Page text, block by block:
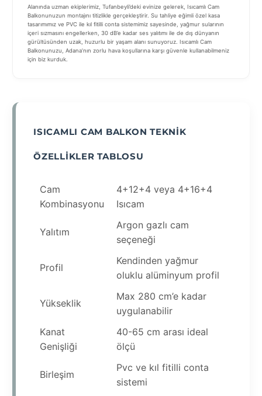
Alanında uzman ekiplerimiz, Tufanbeyli’deki evinize gelerek, Isıcamlı Cam
Balkonunuzun montajını titizlikle gerçekleştirir. Su tahliye eğimli özel kasa
tasarımımız ve PVC ile kıl fitilli conta sistemimiz sayesinde, yağmur sularının
içeri sızmasını engellerken, 30 dB’e kadar ses yalıtımı ile de dış dünyanın
gürültüsünden uzak, huzurlu bir yaşam alanı sunuyoruz. Isıcamlı Cam
Balkonunuzu, Adana’nın zorlu hava koşullarına karşı güvenle kullanabilmeniz
için biz kurduk.
ISICAMLI CAM BALKON TEKNIK
ÖZELLIKLER TABLOSU
Cam
Kombinasyonu
4+12+4 veya 4+16+4
Isıcam
Yalıtım
Argon gazlı cam
seçeneği
Profil
Kendinden yağmur
oluklu alüminyum profil
Yükseklik
Max 280 cm’e kadar
uygulanabilir
Kanat
Genişliği
40-65 cm arası ideal
ölçü
Birleşim
Pvc ve kıl fitilli conta
sistemi